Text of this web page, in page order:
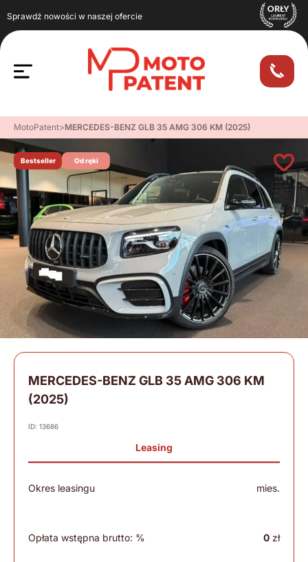
Sprawdź nowości w naszej ofercie
MotoPatent>MERCEDES-BENZ GLB 35 AMG 306 KM (2025)
Bestseller Od ręki
MERCEDES-BENZ GLB 35 AMG 306 KM
(2025)
ID: 13686
Leasing
Okres leasingu mies.
Opłata wstępna brutto: % 0 zł